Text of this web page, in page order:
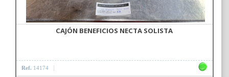
CAJÓN BENEFICIOS NECTA SOLISTA
Ref. 14174